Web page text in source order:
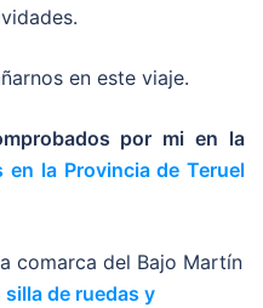
en este viaje.
por mi en la
en la Provincia de Teruel
comarca del Bajo Martín
de ruedas y